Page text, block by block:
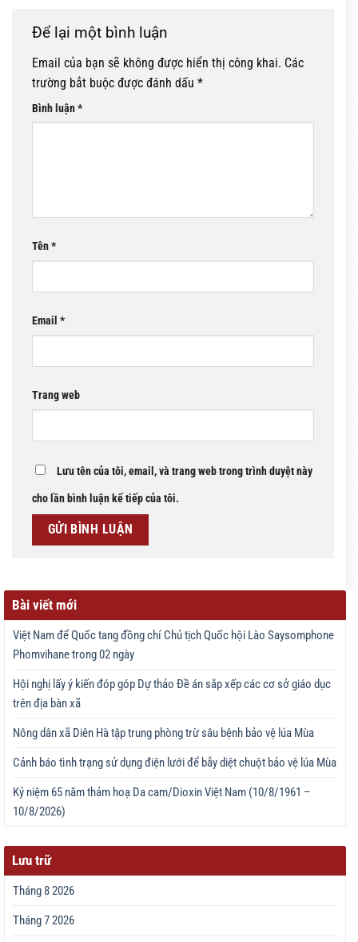
Để lại một bình luận
Email của bạn sẽ không được hiển thị công khai. Các
trường bắt buộc được đánh dấu *
Bình luận*
Tên*
Email *
Trang web
Lưu tên của tôi, email, và trang web trong trình duyệt này
cho lần bình luận kế tiếp của tôi.
Bài viết mới
Việt Nam để Quốc tang đồng chí Chủ tịch Quốc hội Lào Saysomphone
Phomvihane trong 02 ngày
Hội nghị lấy ý kiến đóp góp Dự thảo Đề án sắp xếp các cơ sở giáo dục
trên địa bàn xã
Nông dân xã Diên Hà tập trung phòng trừ sâu bệnh bảo vệ lúa Mùa
Cảnh báo tình trạng sử dụng điện lưới để bẫy diệt chuột bảo vệ lúa Mùa
Kỷ niệm 65 năm thảm hoạ Da cam/Dioxin Việt Nam (10/8/1961 –
10/8/2026)
Lưu trữ
Tháng 8 2026
Tháng 7 2026